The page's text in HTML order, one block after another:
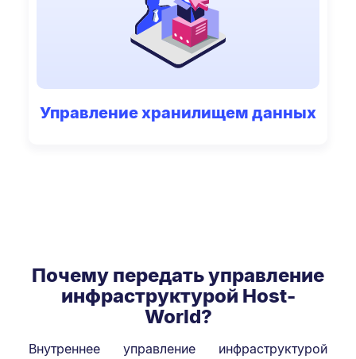
Управление хранилищем данных
Почему передать управление
инфраструктурой Host-
World?
Внутреннее управление инфраструктурой